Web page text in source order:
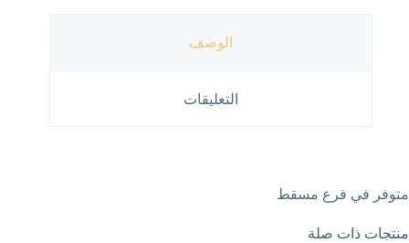
الوصف
التعليقات
متوفر في فرع مسقط
منتجات ذات صلة